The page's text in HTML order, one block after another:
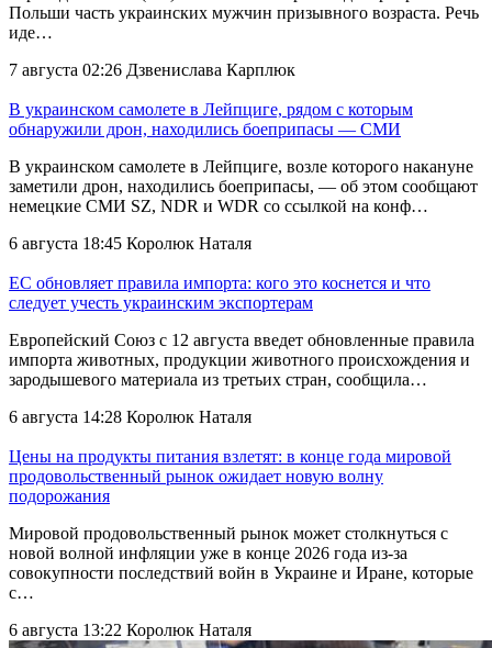
Польши часть украинских мужчин призывного возраста. Речь
иде…
7 августа 02:26 Дзвенислава Карплюк
В украинском самолете в Лейпциге, рядом с которым
обнаружили дрон, находились боеприпасы — СМИ
В украинском самолете в Лейпциге, возле которого накануне
заметили дрон, находились боеприпасы, — об этом сообщают
немецкие СМИ SZ, NDR и WDR со ссылкой на конф…
6 августа 18:45 Королюк Наталя
ЕС обновляет правила импорта: кого это коснется и что
следует учесть украинским экспортерам
Европейский Союз с 12 августа введет обновленные правила
импорта животных, продукции животного происхождения и
зародышевого материала из третьих стран, сообщила…
6 августа 14:28 Королюк Наталя
Цены на продукты питания взлетят: в конце года мировой
продовольственный рынок ожидает новую волну
подорожания
Мировой продовольственный рынок может столкнуться с
новой волной инфляции уже в конце 2026 года из-за
совокупности последствий войн в Украине и Иране, которые
с…
6 августа 13:22 Королюк Наталя